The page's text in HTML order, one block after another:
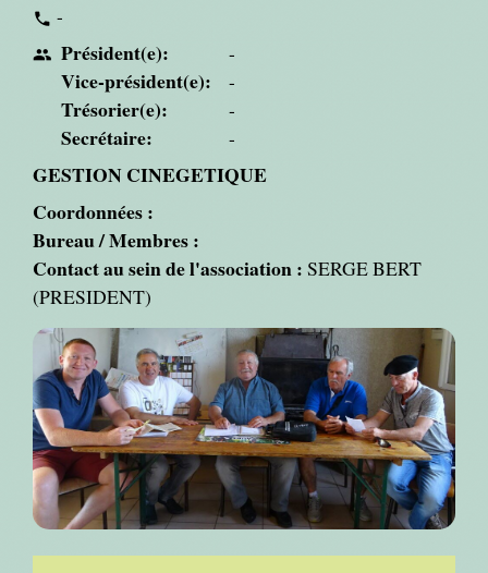
phone -
people Président(e):
Vice-président(e):
Trésorier(e):
Secrétaire:
-
-
-
-
GESTION CINEGETIQUE
Coordonnées :
Bureau / Membres :
Contact au sein de l'association : SERGE BERT
(PRESIDENT)